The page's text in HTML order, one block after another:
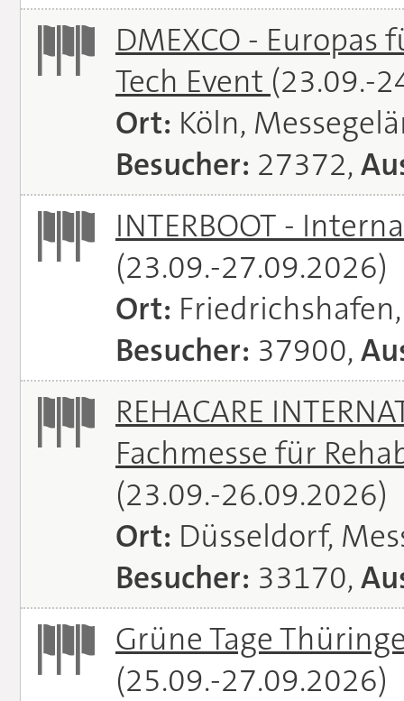
DMEXCO -
Tech Event (23.09.-
Ort: Köln,
Besucher: 27372,
INTERBOOT -
(23.09.-27.09.2026)
Ort:
Besucher: 37900,
REHACARE
Fachmesse für
(23.09.-26.09.2026)
Ort: Düsseldorf,
Besucher: 33170,
Grüne Tage
(25.09.-27.09.2026)